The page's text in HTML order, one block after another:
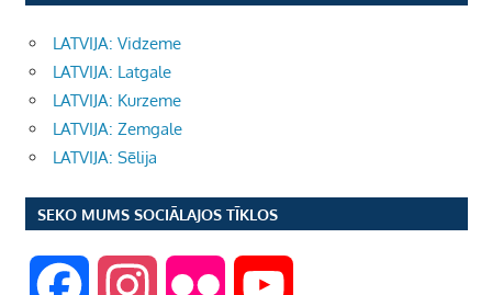
LATVIJA: Vidzeme
LATVIJA: Latgale
LATVIJA: Kurzeme
LATVIJA: Zemgale
LATVIJA: Sēlija
SEKO MUMS SOCIĀLAJOS TĪKLOS